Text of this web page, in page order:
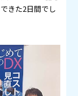
きた2日間でし